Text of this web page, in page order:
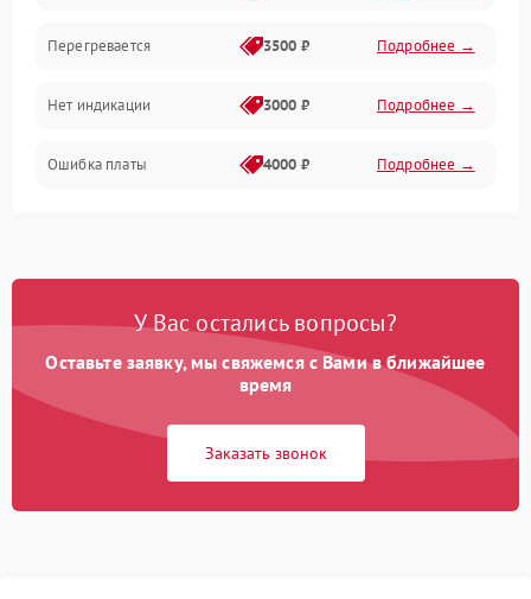
Перегревается 3500 ₽ Подробнее →
Нет индикации 3000 ₽ Подробнее →
Ошибка платы 4000 ₽ Подробнее →
У Вас остались вопросы?
Оставьте заявку, мы свяжемся с Вами в ближайшее
время
Заказать звонок